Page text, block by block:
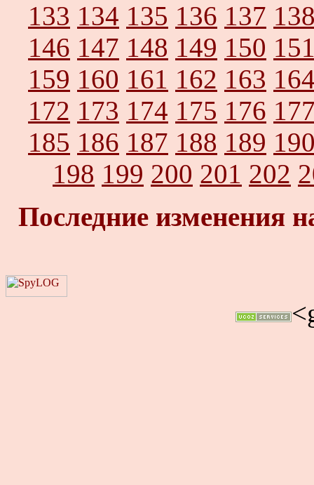
133 134 135 136 137
146 147 148 149 150
159 160 161 162 163
172 173 174 175 176
185 186 187 188 189
198 199 200 201 202
Последние изменения
<